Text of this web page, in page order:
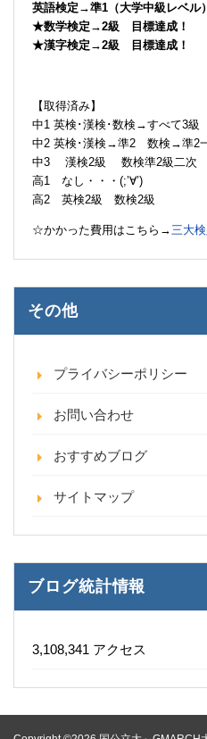
英語検定→準1（大学中級レベル）
★数学検定→2級 目標達成！
★漢字検定→2級 目標達成！
【取得済み】
中1 英検･漢検･数検→すべて3級
中2 英検･漢検→準2 数検→準2
中3 漢検2級 数検準2級二次
高1 なし・・・(;’∀’)
高2 英検2級 数検2級
☆かかった費用はこちら→三大
その他
プライバシーポリシー
お問い合わせ
おすすめブログ
サイトマップ
ブログ統計情報
3,108,341 アクセス